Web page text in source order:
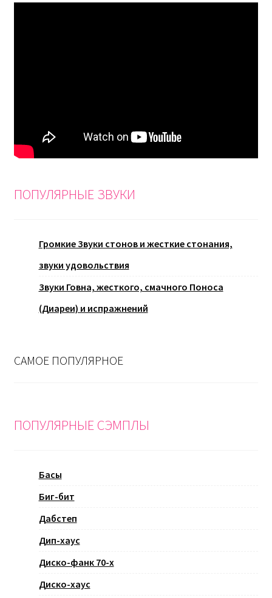
ПОПУЛЯРНЫЕ ЗВУКИ
Громкие Звуки стонов и жесткие стонания,
звуки удовольствия
Звуки Говна, жесткого, смачного Поноса
(Диареи) и испражнений
САМОЕ ПОПУЛЯРНОЕ
ПОПУЛЯРНЫЕ СЭМПЛЫ
Басы
Биг-бит
Дабстеп
Дип-хаус
Диско-фанк 70-х
Диско-хаус